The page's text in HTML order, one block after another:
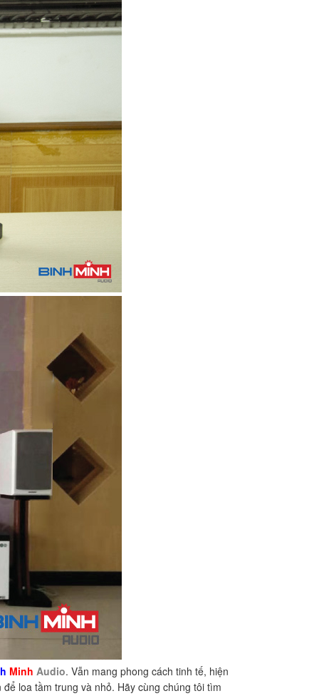
Minh Audio. Vẫn mang phong cách tinh tế, hiện
loa tầm trung và nhỏ. Hãy cùng chúng tôi tìm